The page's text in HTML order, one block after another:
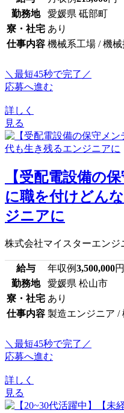
勤務地
愛媛県 砥部町
寮・社宅 あり
仕事内容 機械系工場 / 機
＼最短45秒で完了／
応募へ進む
詳しく
見る
【受配電設備の
に職を付けどん
ジニアに
株式会社マイスターエンジ
給与 年収例3,500,000円
勤務地
愛媛県 松山市
寮・社宅 あり
仕事内容 製造エンジニア /
＼最短45秒で完了／
応募へ進む
詳しく
見る